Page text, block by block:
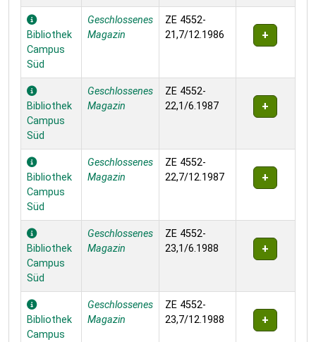
Bibliothek
Campus
Süd
Geschlossenes
Magazin
ZE 4552-
21,7/12.1986
Bibliothek
Campus
Süd
Geschlossenes
Magazin
ZE 4552-
22,1/6.1987
Bibliothek
Campus
Süd
Geschlossenes
Magazin
ZE 4552-
22,7/12.1987
Bibliothek
Campus
Süd
Geschlossenes
Magazin
ZE 4552-
23,1/6.1988
Bibliothek
Campus
Geschlossenes
Magazin
ZE 4552-
23,7/12.1988